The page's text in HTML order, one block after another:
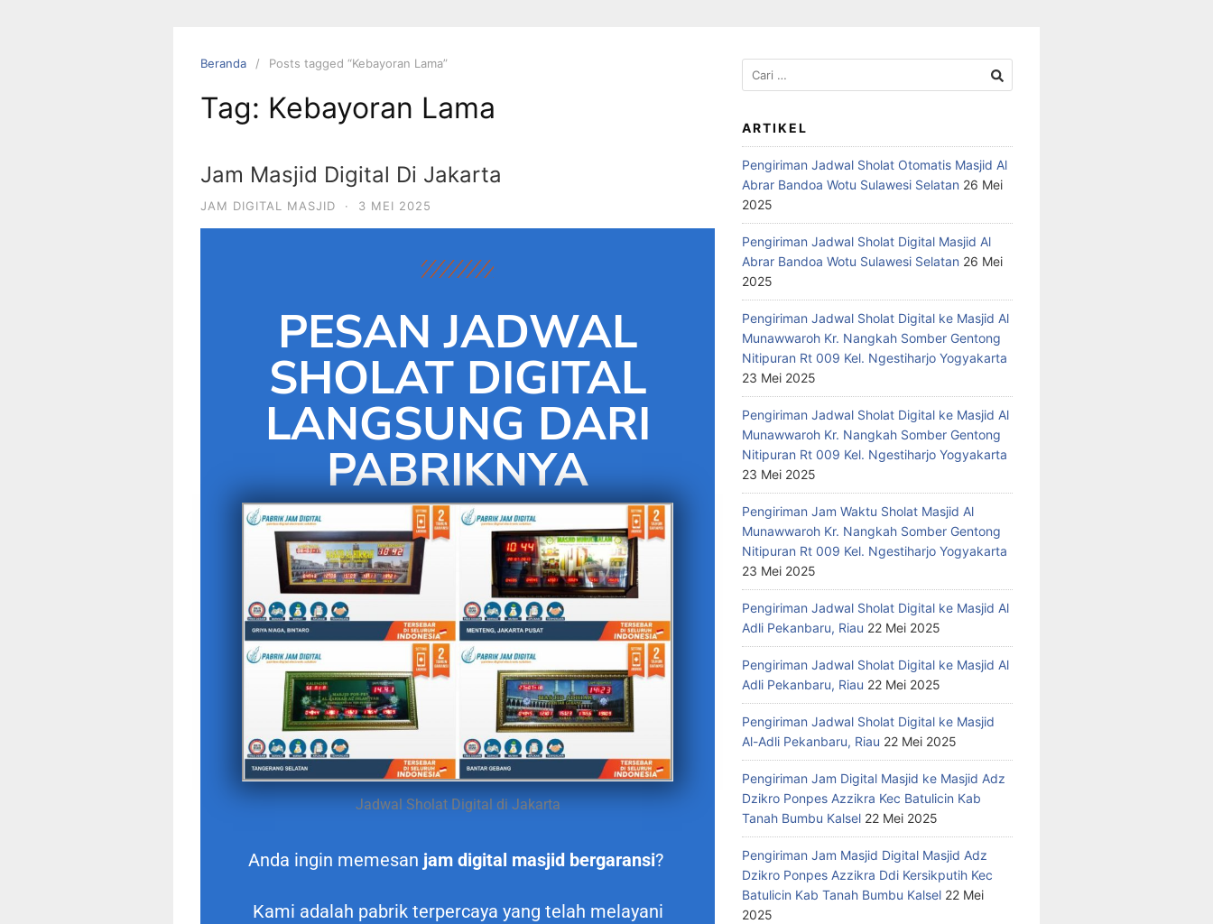
Beranda Posts tagged “Kebayoran Lama”
Tag: Kebayoran Lama
Jam Masjid Digital Di Jakarta
JAM DIGITAL MASJID · 3 MEI 2025
PESAN JADWAL
SHOLAT DIGITAL
LANGSUNG DARI
PABRIKNYA
Jadwal Sholat Digital di Jakarta
Anda ingin memesan jam digital masjid bergaransi?
Kami adalah pabrik terpercaya yang telah melayani
ARTIKEL
Pengiriman Jadwal Sholat Otomatis Masjid Al
Abrar Bandoa Wotu Sulawesi Selatan 26 Mei
2025
Pengiriman Jadwal Sholat Digital Masjid Al
Abrar Bandoa Wotu Sulawesi Selatan 26 Mei
2025
Pengiriman Jadwal Sholat Digital ke Masjid Al
Munawwaroh Kr. Nangkah Somber Gentong
Nitipuran Rt 009 Kel. Ngestiharjo Yogyakarta
23 Mei 2025
Pengiriman Jadwal Sholat Digital ke Masjid Al
Munawwaroh Kr. Nangkah Somber Gentong
Nitipuran Rt 009 Kel. Ngestiharjo Yogyakarta
23 Mei 2025
Pengiriman Jam Waktu Sholat Masjid Al
Munawwaroh Kr. Nangkah Somber Gentong
Nitipuran Rt 009 Kel. Ngestiharjo Yogyakarta
23 Mei 2025
Pengiriman Jadwal Sholat Digital ke Masjid Al
Adli Pekanbaru, Riau 22 Mei 2025
Pengiriman Jadwal Sholat Digital ke Masjid Al
Adli Pekanbaru, Riau 22 Mei 2025
Pengiriman Jadwal Sholat Digital ke Masjid
Al-Adli Pekanbaru, Riau 22 Mei 2025
Pengiriman Jam Digital Masjid ke Masjid Adz
Dzikro Ponpes Azzikra Kec Batulicin Kab
Tanah Bumbu Kalsel 22 Mei 2025
Pengiriman Jam Masjid Digital Masjid Adz
Dzikro Ponpes Azzikra Ddi Kersikputih Kec
Batulicin Kab Tanah Bumbu Kalsel 22 Mei
2025